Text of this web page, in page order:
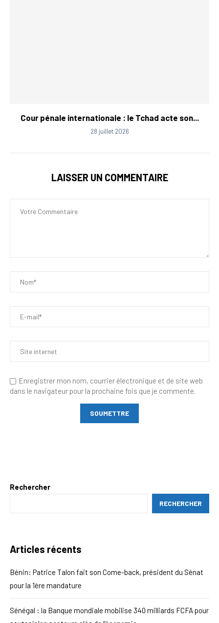
Cour pénale internationale : le Tchad acte son...
28 juillet 2026
LAISSER UN COMMENTAIRE
Enregistrer mon nom, courrier électronique et de site web
dans le navigateur pour la prochaine fois que je commente.
Rechercher
RECHERCHER
Articles récents
Bénin: Patrice Talon fait son Come-back, président du Sénat
pour la 1ère mandature
Sénégal : la Banque mondiale mobilise 340 milliards FCFA pour